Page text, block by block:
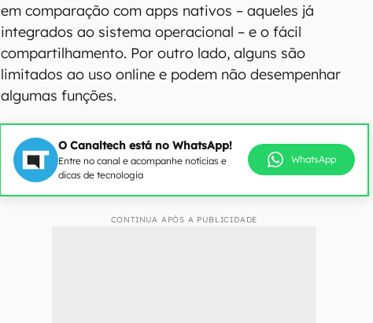
em comparação com apps nativos – aqueles já
integrados ao sistema operacional – e o fácil
compartilhamento. Por outro lado, alguns são
limitados ao uso online e podem não desempenhar
algumas funções.
O Canaltech está no WhatsApp!
Entre no canal e acompanhe notícias e
dicas de tecnologia
WhatsApp
CONTINUA APÓS A PUBLICIDADE